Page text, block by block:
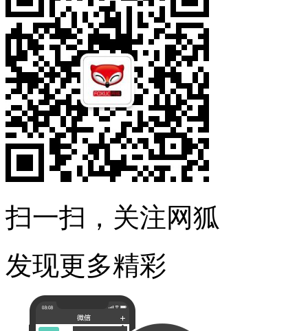
扫一扫，关注网狐
发现更多精彩